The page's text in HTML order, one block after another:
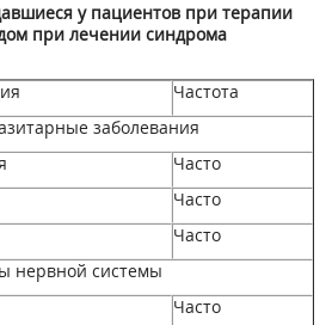
у пациентов при терапии
при лечении синдрома
Частота
заболевания
Часто
Часто
Часто
нервной системы
Часто